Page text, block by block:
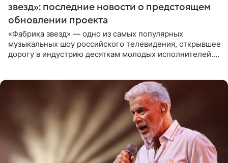
звезд»: последние новости о предстоящем
обновлении проекта
«Фабрика звезд» — одно из самых популярных
музыкальных шоу российского телевидения, открывшее
дорогу в индустрию десяткам молодых исполнителей.